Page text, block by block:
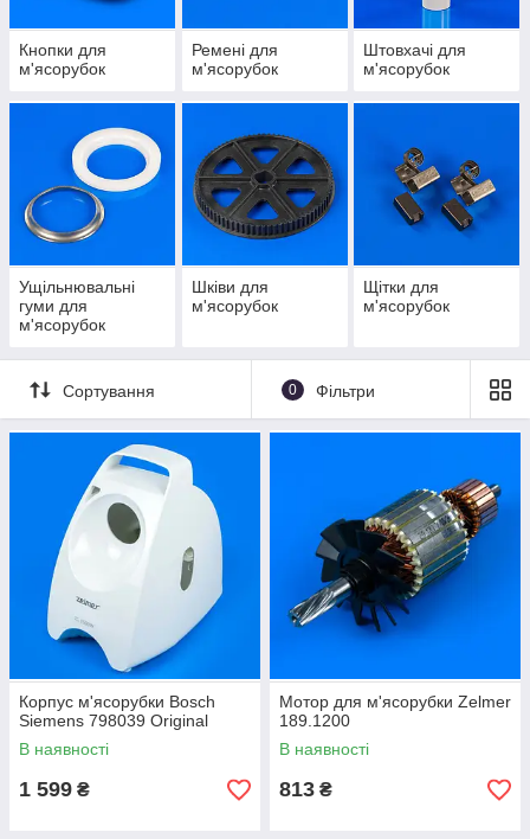
Кнопки для
м'ясорубок
Ремені для
м'ясорубок
Штовхачі для
м'ясорубок
Ущільнювальні
гуми для
м'ясорубок
Шківи для
м'ясорубок
Щітки для
м'ясорубок
Сортування 0 Фільтри
Корпус м'ясорубки Bosch
Siemens 798039 Original
В наявності
1 599 ₴
Мотор для м'ясорубки Zelmer
189.1200
В наявності
813 ₴